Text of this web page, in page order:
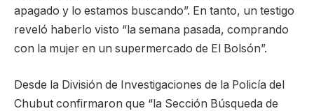
apagado y lo estamos buscando”. En tanto, un testigo
reveló haberlo visto “la semana pasada, comprando
con la mujer en un supermercado de El Bolsón”.
Desde la División de Investigaciones de la Policía del
Chubut confirmaron que “la Sección Búsqueda de